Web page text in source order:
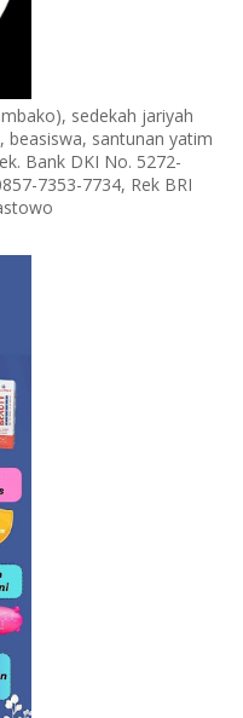
sedekah jariyah
santunan yatim
Bank DKI No. 5272-
7353-7734, Rek BRI